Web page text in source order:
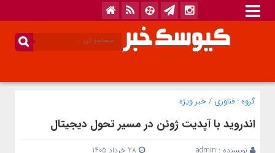
گروه : فناوری /خبر ویژه
اندروید با آپدیت ژوئن در مسیر تحول دیجیتال
نویسنده : admin